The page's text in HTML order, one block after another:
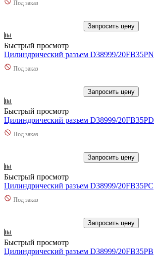
Под заказ
Запросить цену
Быстрый просмотр
Цилиндрический разъем D38999/20FB35PN
Под заказ
Запросить цену
Быстрый просмотр
Цилиндрический разъем D38999/20FB35PD
Под заказ
Запросить цену
Быстрый просмотр
Цилиндрический разъем D38999/20FB35PC
Под заказ
Запросить цену
Быстрый просмотр
Цилиндрический разъем D38999/20FB35PB